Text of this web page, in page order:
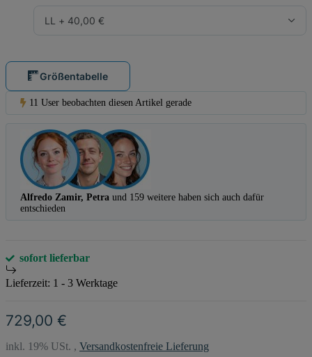
LL + 40,00 €
Größentabelle
11 User beobachten diesen Artikel gerade
Alfredo Zamir, Petra und 159 weitere haben sich auch dafür
entschieden
sofort lieferbar
Lieferzeit: 1 - 3 Werktage
729,00 €
inkl. 19% USt. , Versandkostenfreie Lieferung